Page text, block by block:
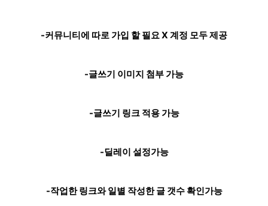
-커뮤니티에 따로 가입 할 필요 X 계정 모두 제공
-글쓰기 이미지 첨부 가능
-글쓰기 링크 적용 가능
-딜레이 설정가능
-작업한 링크와 일별 작성한 글 갯수 확인가능